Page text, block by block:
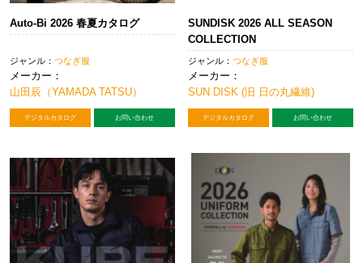
Auto-Bi 2026 春夏カタログ
ジャンル： つなぎ服
メーカー：
山田辰（YAMADA TATSU）
デジタルカタログ お問い合わせ
SUNDISK 2026 ALL SEASON
COLLECTION
ジャンル：つなぎ服
メーカー：
SUN DISK (旧 日の丸繊維)
デジタルカタログ お問い合わせ